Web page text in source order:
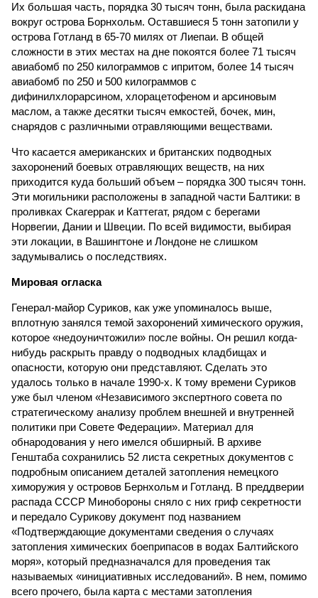
Их большая часть, порядка 30 тысяч тонн, была раскидана
вокруг острова Борнхольм. Оставшиеся 5 тонн затопили у
острова Готланд в 65-70 милях от Лиепаи. В общей
сложности в этих местах на дне покоятся более 71 тысяч
авиабомб по 250 килограммов с ипритом, более 14 тысяч
авиабомб по 250 и 500 килограммов с
дифинилхлорарсином, хлорацетофеном и арсиновым
маслом, а также десятки тысяч емкостей, бочек, мин,
снарядов с различными отравляющими веществами.
Что касается американских и британских подводных
захоронений боевых отравляющих веществ, на них
приходится куда больший объем – порядка 300 тысяч тонн.
Эти могильники расположены в западной части Балтики: в
проливках Скагеррак и Каттегат, рядом с берегами
Норвегии, Дании и Швеции. По всей видимости, выбирая
эти локации, в Вашингтоне и Лондоне не слишком
задумывались о последствиях.
Мировая огласка
Генерал-майор Суриков, как уже упоминалось выше,
вплотную занялся темой захоронений химического оружия,
которое «недоуничтожили» после войны. Он решил когда-
нибудь раскрыть правду о подводных кладбищах и
опасности, которую они представляют. Сделать это
удалось только в начале 1990-х. К тому времени Суриков
уже был членом «Независимого экспертного совета по
стратегическому анализу проблем внешней и внутренней
политики при Совете Федерации». Материал для
обнародования у него имелся обширный. В архиве
Генштаба сохранились 52 листа секретных документов с
подробным описанием деталей затопления немецкого
химоружия у островов Бернхольм и Готланд. В преддверии
распада СССР Минобороны сняло с них гриф секретности
и передало Сурикову документ под названием
«Подтверждающие документами сведения о случаях
затопления химических боеприпасов в водах Балтийского
моря», который предназначался для проведения так
называемых «инициативных исследований». В нем, помимо
всего прочего, была карта с местами затопления